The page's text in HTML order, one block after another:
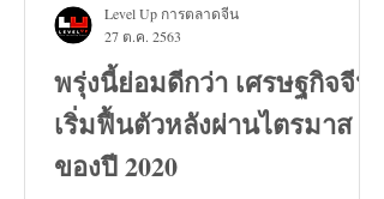
พรุ่งนี้ย่อมดีกว่า เศรษฐกิจจีน
เริ่มฟื้นตัวหลังผ่านไตรมาส 3
ของปี 2020
Level Up การตลาดจีน
27 ต.ค. 2563